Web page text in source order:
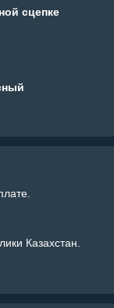
сцепке
Казахстан.